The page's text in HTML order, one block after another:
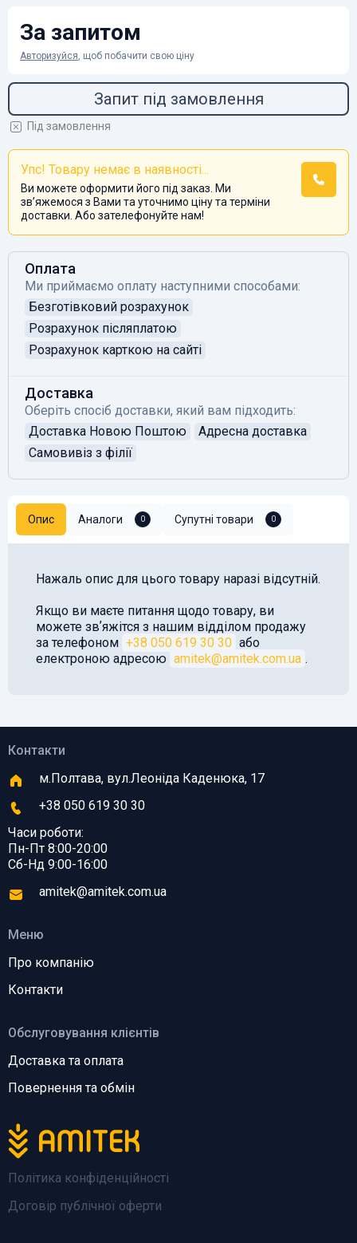
За запитом
Авторизуйся, щоб побачити свою ціну
Запит під замовлення
Під замовлення
Упс! Товару немає в наявності...
Ви можете оформити його під заказ. Ми
звʼяжемося з Вами та уточнимо ціну та терміни
доставки. Або зателефонуйте нам!
Оплата
Ми приймаємо оплату наступними способами:
Безготівковий розрахунок
Розрахунок післяплатою
Розрахунок карткою на сайті
Доставка
Оберіть спосіб доставки, який вам підходить:
Доставка Новою Поштою
Адресна доставка
Самовивіз з філії
Опис Аналоги 0 Супутні товари 0
Нажаль опис для цього товару наразі відсутній.
Якщо ви маєте питання щодо товару, ви
можете звʼяжітся з нашим відділом продажу
за телефоном +38 050 619 30 30 або
електроною адресою amitek@amitek.com.ua .
Політика конфіденційності
Договір публічної оферти
Обслуговування клієнтів
Доставка та оплата
Повернення та обмін
Меню
Про компанію
Контакти
Контакти
м.Полтава, вул.Леоніда Каденюка, 17
+38 050 619 30 30
Часи роботи:
Пн-Пт 8:00-20:00
Сб-Нд 9:00-16:00
amitek@amitek.com.ua